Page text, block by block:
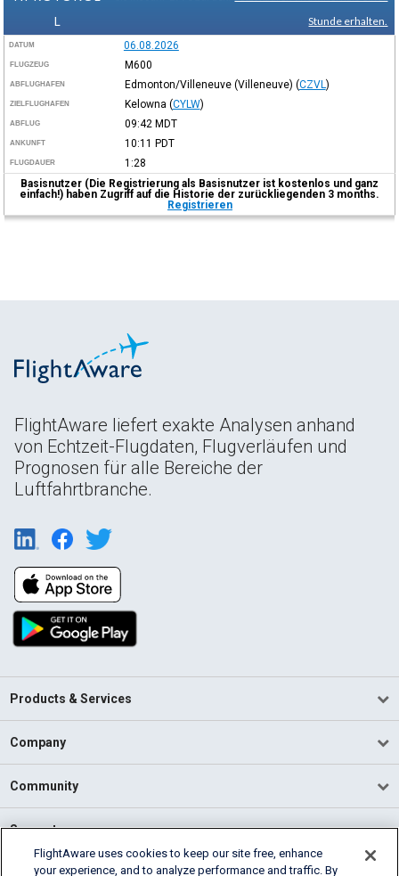
L
Stunde erhalten.
DATUM 06.08.2026
FLUGZEUG M600
ABFLUGHAFEN Edmonton/Villeneuve (Villeneuve) (CZVL )
ZIELFLUGHAFEN Kelowna (CYLW)
ABFLUG 09:42 MDT
ANKUNFT 10:11 PDT
FLUGDAUER
1:28
Basisnutzer (Die Registrierung als Basisnutzer ist kostenlos und ganz
einfach!) haben Zugriff auf die Historie der zurückliegenden 3 months.
Registrieren
FlightAware liefert exakte Analysen anhand
von Echtzeit-Flugdaten, Flugverläufen und
Prognosen für alle Bereiche der
Luftfahrtbranche.
Products & Services
Company
Community
Support
FlightAware uses cookies to keep our site free, enhance
your experience, and to analyze performance and traffic. By